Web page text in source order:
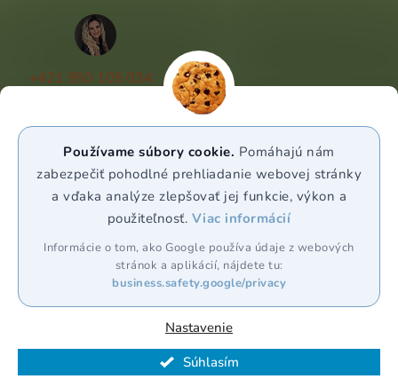
Používame súbory cookie. Pomáhajú nám
zabezpečiť pohodlné prehliadanie webovej stránky
a vďaka analýze zlepšovať jej funkcie, výkon a
použiteľnosť. Viac informácií
Informácie o tom, ako Google používa údaje z webových
stránok a aplikácií, nájdete tu:
business.safety.google/privacy
Nastavenie
Súhlasím
+421 950 105 034
WhatsApp
Sledujte nás
Vytvoril Shoptet Premium